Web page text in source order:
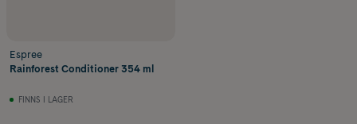
Espree
Rainforest Conditioner 354 ml
FINNS I LAGER